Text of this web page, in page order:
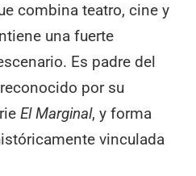
combina teatro, cine y
una fuerte
Es padre del
por su
El Marginal, y forma
vinculada